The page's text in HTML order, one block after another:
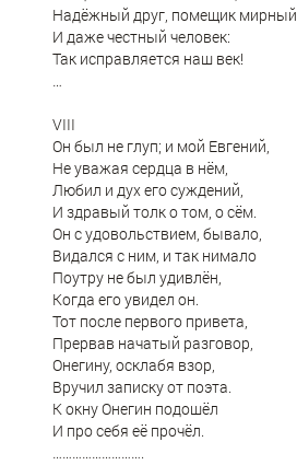
Надёжный друг, помещик мирный
И даже честный человек:
Так исправляется наш век!
…
VIII
Он был не глуп; и мой Евгений,
Не уважая сердца в нём,
Любил и дух его суждений,
И здравый толк о том, о сём.
Он с удовольствием, бывало,
Видался с ним, и так нимало
Поутру не был удивлён,
Когда его увидел он.
Тот после первого привета,
Прервав начатый разговор,
Онегину, осклабя взор,
Вручил записку от поэта.
К окну Онегин подошёл
И про себя её прочёл.
……………………….